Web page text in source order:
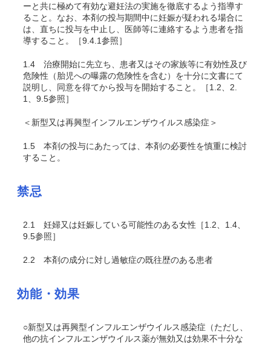
ーと共に極めて有効な避妊法の実施を徹底するよう指導す
ること。なお、本剤の投与期間中に妊娠が疑われる場合に
は、直ちに投与を中止し、医師等に連絡するよう患者を指
導すること。［9.4.1参照］
1.4 治療開始に先立ち、患者又はその家族等に有効性及び
危険性（胎児への曝露の危険性を含む）を十分に文書にて
説明し、同意を得てから投与を開始すること。［1.2、2.
1、9.5参照］
＜新型又は再興型インフルエンザウイルス感染症＞
1.5 本剤の投与にあたっては、本剤の必要性を慎重に検討
すること。
禁忌
2.1
妊婦又は妊娠している可能性のある女性［1.2、1.4、
9.5参照］
2.2 本剤の成分に対し過敏症の既往歴のある患者
効能・効果
○新型又は再興型インフルエンザウイルス感染症（ただし、
他の抗インフルエンザウイルス薬が無効又は効果不十分な